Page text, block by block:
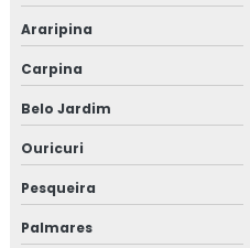
Araripina
Carpina
Belo Jardim
Ouricuri
Pesqueira
Palmares